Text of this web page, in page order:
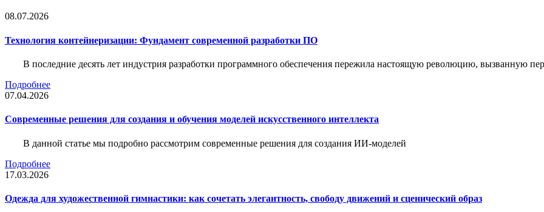
08.07.2026
Технология контейнеризации: Фундамент современной разработки ПО
В последние десять лет индустрия разработки программного обеспечения пережила настоящую революцию, вызванную
Подробнее
07.04.2026
Современные решения для создания и обучения моделей искусственного интеллекта
В данной статье мы подробно рассмотрим современные решения для создания ИИ-моделей
Подробнее
17.03.2026
Одежда для художественной гимнастики: как сочетать элегантность, свободу движений и сценический образ